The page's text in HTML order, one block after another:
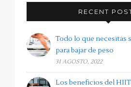
RECENT
Todo lo que necesitas
para bajar de peso
31 AGOSTO, 2022
Los beneficios del HIIT